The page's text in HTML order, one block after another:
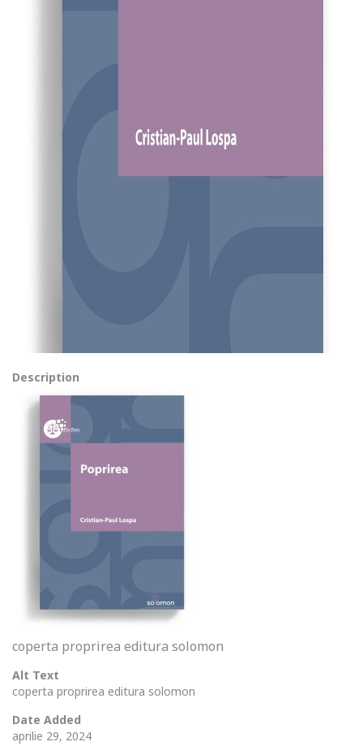
Description
coperta proprirea editura solomon
Alt Text
coperta proprirea editura solomon
Date Added
aprilie 29, 2024